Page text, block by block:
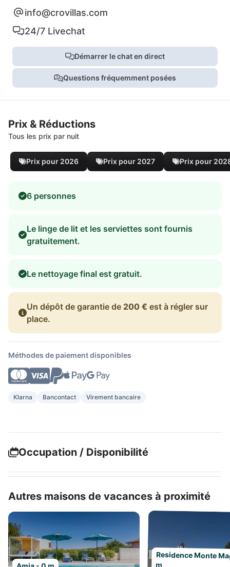
info@crovillas.com
24/7 Livechat
Démarrer le chat en direct
Questions fréquemment posées
Prix & Réductions
Tous les prix par nuit
Prix pour 2026 Prix pour 2027 Prix pour
6 personnes
Le linge de lit et les serviettes sont fournis
gratuitement.
Le nettoyage final est gratuit.
Un dépôt de garantie de 200 € est à régler sur
place.
Méthodes de paiement disponibles
Klarna Bancontact Virement bancaire
Occupation / Disponibilité
Autres maisons de vacances à proximité
Residence Monte
m